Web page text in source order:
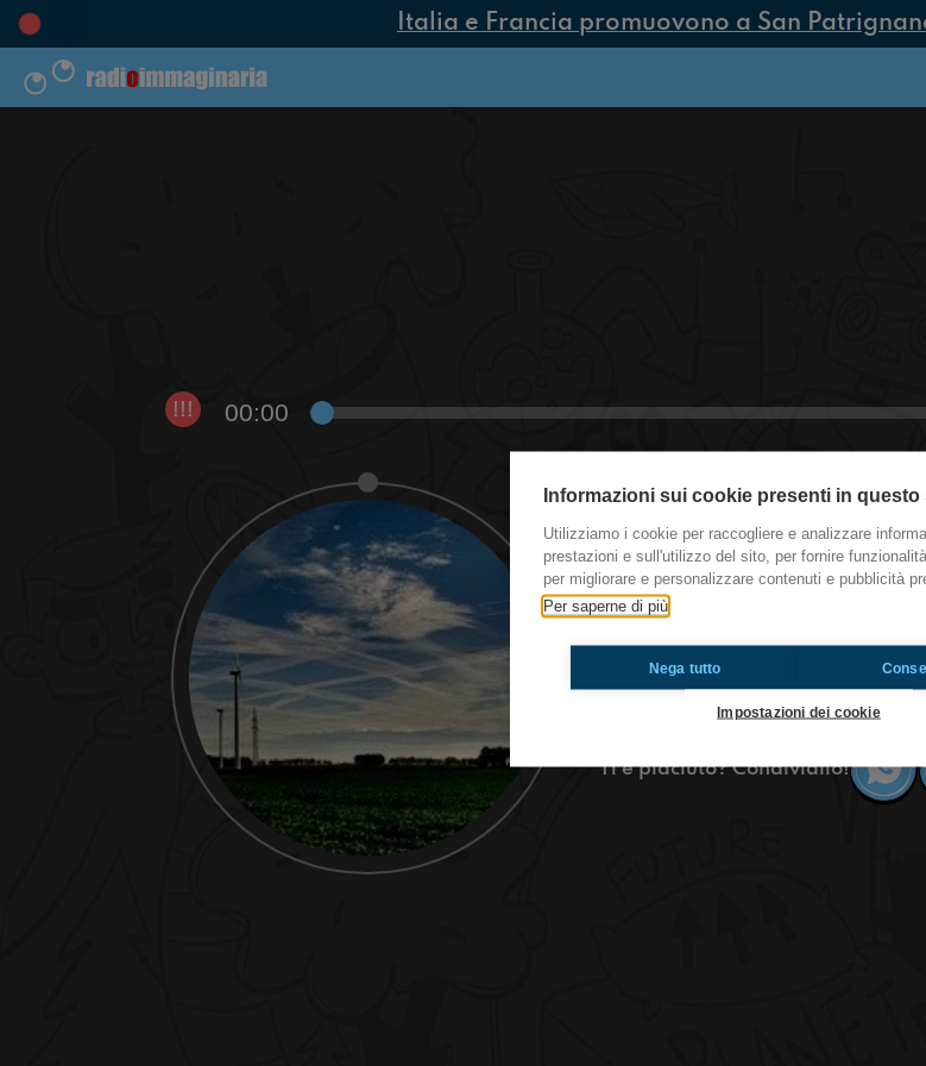
Italia e Francia promuovono a San
!!! 00:00
Scie Chimiche nel Cielo
Da Radioimmaginaria Sangio
occhi di tutti: le scie visibili nei
opera di alieni.. Altri che si
Ti è piaciuto? Condividilo!
Informazioni sui cookie presenti in questo
Utilizziamo i cookie per raccogliere e analizzare
prestazioni e sull'utilizzo del sito, per fornire
per migliorare e personalizzare contenuti e pubblicità
Per saperne di più
Nega tutto
Impostazioni dei cookie